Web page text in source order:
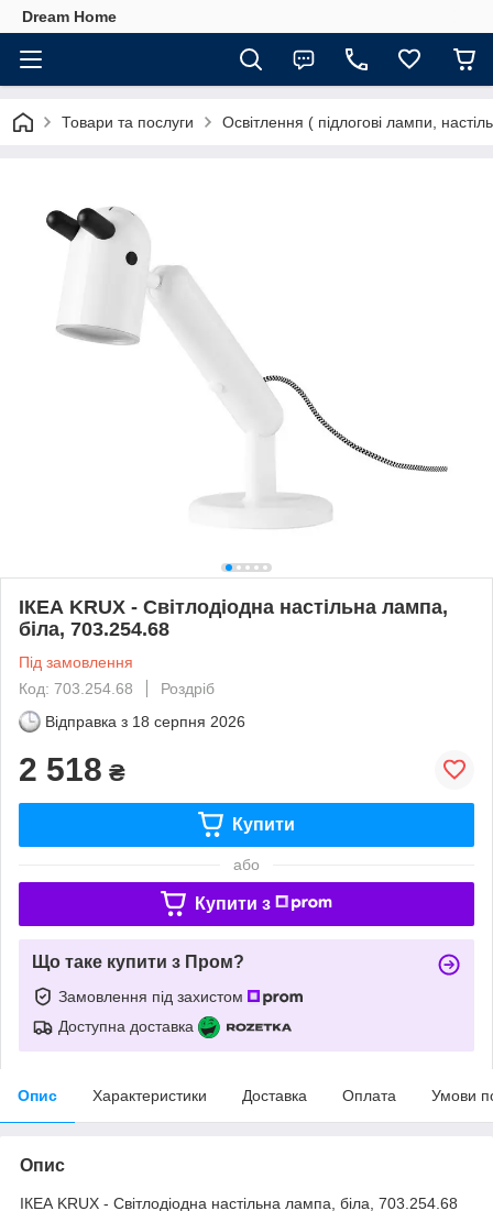
Dream Home
Товари та послуги Освітлення ( підлогові лампи,
ІКЕА KRUX - Світлодіодна настільна лампа,
біла, 703.254.68
Під замовлення
Код: 703.254.68
Роздріб
Відправка з 18 серпня 2026
2 518 ₴
Купити
або
Купити з
Що таке купити з Пром?
Замовлення під захистом
Доступна доставка
Опис Характеристики Доставка Оплата Умови
Опис
ІКЕА KRUX - Світлодіодна настільна лампа, біла, 703.254.68